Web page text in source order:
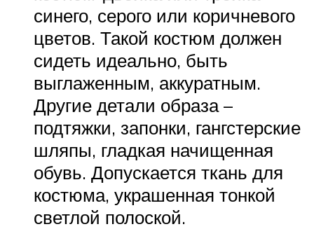
синего, серого или коричневого
цветов. Такой костюм должен
сидеть идеально, быть
выглаженным, аккуратным.
Другие детали образа –
подтяжки, запонки, гангстерские
шляпы, гладкая начищенная
обувь. Допускается ткань для
костюма, украшенная тонкой
светлой полоской.